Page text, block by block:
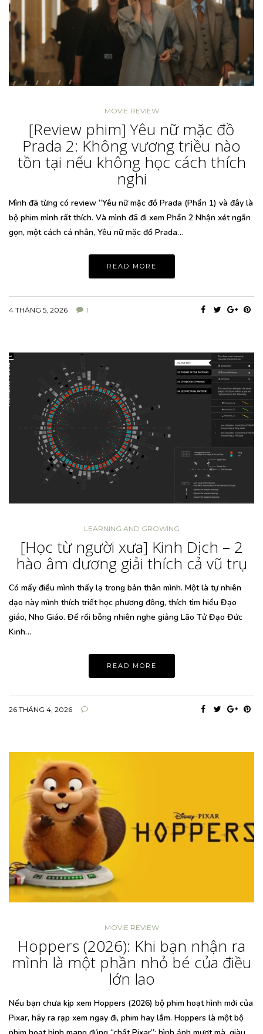
MOVIE REVIEW
[Review phim] Yêu nữ mặc đồ
Prada 2: Không vương triều nào
tồn tại nếu không học cách thích
nghi
Mình đã từng có review “Yêu nữ mặc đồ Prada (Phần 1) và đây là
bộ phim mình rất thích. Và mình đã đi xem Phần 2 Nhận xét ngắn
gọn, một cách cá nhân, Yêu nữ mặc đồ Prada…
READ MORE
4 THÁNG 5, 2026 1
LEARNING AND GROWING
[Học từ người xưa] Kinh Dịch – 2
hào âm dương giải thích cả vũ trụ
Có mấy điều mình thấy lạ trong bản thân mình. Một là tự nhiên
dạo này mình thích triết học phương đông, thích tìm hiểu Đạo
giáo, Nho Giáo. Để rồi bỗng nhiên nghe giảng Lão Tử Đạo Đức
Kinh…
READ MORE
26 THÁNG 4, 2026
MOVIE REVIEW
Hoppers (2026): Khi bạn nhận ra
mình là một phần nhỏ bé của điều
lớn lao
Nếu bạn chưa kịp xem Hoppers (2026) bộ phim hoạt hình mới của
Pixar, hãy ra rạp xem ngay đi, phim hay lắm. Hoppers là một bộ